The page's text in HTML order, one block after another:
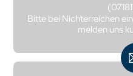
Bitte bei Nichterreichen
melden uns